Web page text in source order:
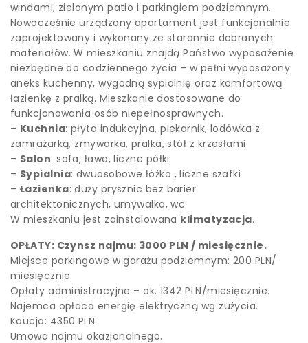
windami, zielonym patio i parkingiem podziemnym.
Nowocześnie urządzony apartament jest funkcjonalnie
zaprojektowany i wykonany ze starannie dobranych
materiałów. W mieszkaniu znajdą Państwo wyposażenie
niezbędne do codziennego życia – w pełni wyposażony
aneks kuchenny, wygodną sypialnię oraz komfortową
łazienkę z pralką. Mieszkanie dostosowane do
funkcjonowania osób niepełnosprawnych.
– Kuchnia: płyta indukcyjna, piekarnik, lodówka z
zamrażarką, zmywarka, pralka, stół z krzesłami
– Salon: sofa, ława, liczne półki
– Sypialnia: dwuosobowe łóżko , liczne szafki
– Łazienka: duży prysznic bez barier
architektonicznych, umywalka, wc
W mieszkaniu jest zainstalowana klimatyzacja.
OPŁATY: Czynsz najmu: 3000 PLN / miesięcznie.
Miejsce parkingowe w garażu podziemnym: 200 PLN/
miesięcznie
Opłaty administracyjne – ok. 1342 PLN/miesięcznie.
Najemca opłaca energię elektryczną wg zużycia.
Kaucja: 4350 PLN.
Umowa najmu okazjonalnego.